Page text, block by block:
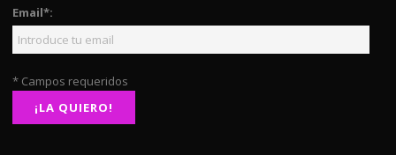
Email*:
* Campos requeridos